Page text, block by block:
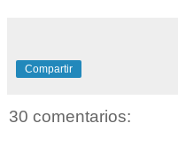
Compartir
30 comentarios: